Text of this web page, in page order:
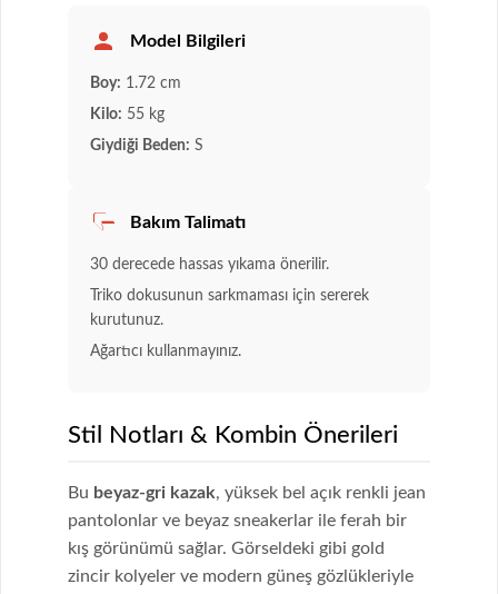
Model Bilgileri
Boy: 1.72 cm
Kilo: 55 kg
Giydiği Beden: S
Bakım Talimatı
30 derecede hassas yıkama önerilir.
Triko dokusunun sarkmaması için sererek
kurutunuz.
Ağartıcı kullanmayınız.
Stil Notları & Kombin Önerileri
Bu beyaz-gri kazak, yüksek bel açık renkli jean
pantolonlar ve beyaz sneakerlar ile ferah bir
kış görünümü sağlar. Görseldeki gibi gold
zincir kolyeler ve modern güneş gözlükleriyle